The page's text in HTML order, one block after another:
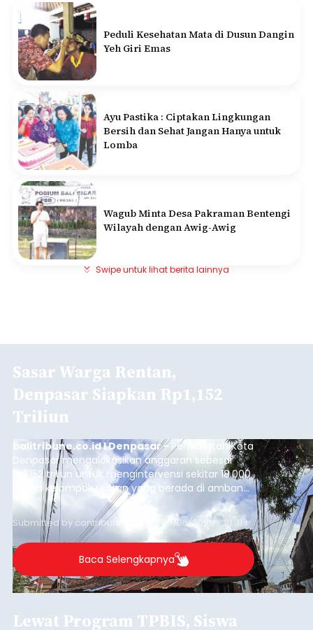
Peduli Kesehatan Mata di Dusun Dangin
Yeh Giri Emas
Ayu Pastika : Ciptakan Lingkungan
Bersih dan Sehat Jangan Hanya untuk
Lomba
Wagub Minta Desa Pakraman Bentengi
Wilayah dengan Awig-Awig
Swipe untuk lihat berita lainnya
Sasar Warga Rentan,
Denpasar Siapkan Rp1,152
Triliun
balitribune.co.id I Denpasar - Pemerintah Kota
Denpasar mengalokasikan anggaran sebesar
Rp1,152 triliun untuk mengintervensi sekitar 18.000
warga kelompok rentan yang berada di ambang
garis kemiskinan. Langkah strategis ini diambil
guna menjaga masyarakat yang berada pada
kelompok desil 5 dan 6 tersebut agar tidak
merosot ke kategori miskin.
Submitted by contributor Thu, 08/06/2026 - 21:31
Baca Selengkapnya
Lewat Program TPBIS, Siswa